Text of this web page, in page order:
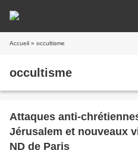
Accueil » occultisme
occultisme
Attaques anti-
Jérusalem et nouveaux
ND de Paris